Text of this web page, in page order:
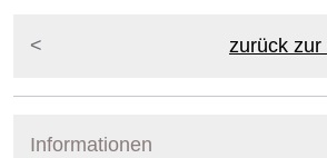
zurück
Informationen